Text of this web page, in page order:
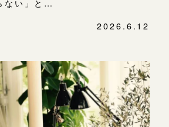
心斎橋店
広島店
婚約指輪
ない」と…
2026.6.12
来店ご予約
来店ご予約